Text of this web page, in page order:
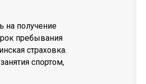
на получение
пребывания
страховка.
спортом,